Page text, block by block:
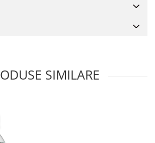
SIMILARE